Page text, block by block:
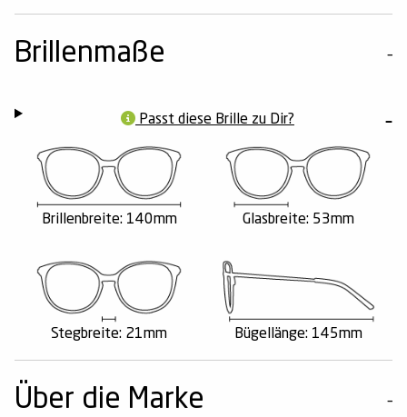
Brillenmaße
Passt diese Brille zu Dir?
Brillenbreite: 140mm Glasbreite: 53mm
Stegbreite: 21mm Bügellänge: 145mm
Über die Marke